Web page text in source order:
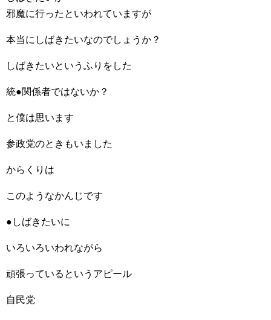
邪魔に行ったといわれていますが
本当にしばきたいなのでしょうか？
しばきたいというふりをした
統●関係者ではないか？
と僕は思います
参政党のときもいました
からくりは
このようなかんじです
●しばきたいに
いろいろいわれながら
頑張っているというアピール
自民党